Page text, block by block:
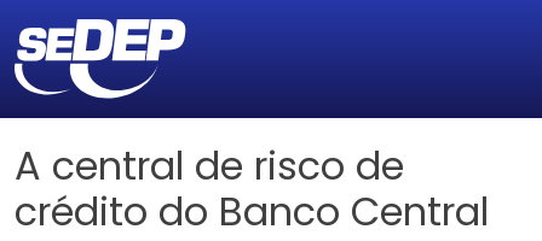
A central de risco de
crédito do Banco Central